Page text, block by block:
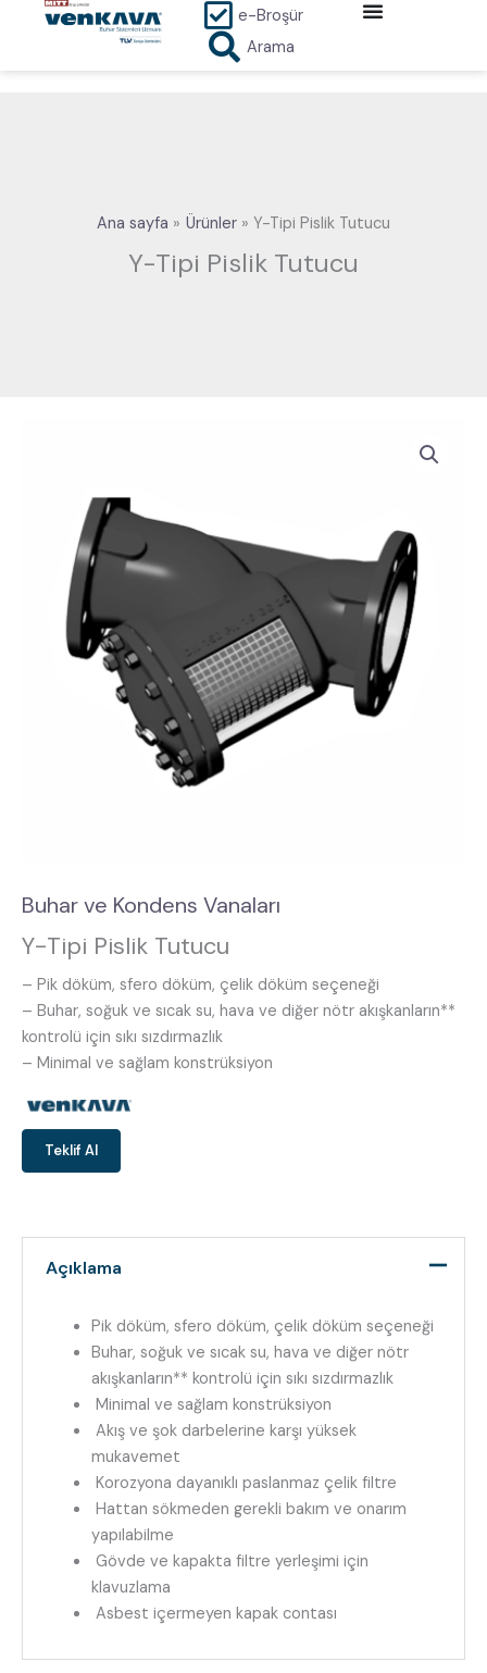
İçeriğe
e-Broşür
Arama
Ana sayfa Ürünler Y-Tipi Pislik Tutucu
Y-Tipi Pislik Tutucu
Buhar ve Kondens Vanaları
Y-Tipi Pislik Tutucu
– Pik döküm, sfero döküm, çelik döküm seçeneği
– Buhar, soğuk ve sıcak su, hava ve diğer nötr akışkanların**
kontrolü için sıkı sızdırmazlık
– Minimal ve sağlam konstrüksiyon
Teklif Al
Açıklama
Pik döküm, sfero döküm, çelik döküm seçeneği
Buhar, soğuk ve sıcak su, hava ve diğer nötr
akışkanların** kontrolü için sıkı sızdırmazlık
Minimal ve sağlam konstrüksiyon
Akış ve şok darbelerine karşı yüksek
mukavemet
Korozyona dayanıklı paslanmaz çelik filtre
Hattan sökmeden gerekli bakım ve onarım
yapılabilme
Gövde ve kapakta filtre yerleşimi için
klavuzlama
Asbest içermeyen kapak contası